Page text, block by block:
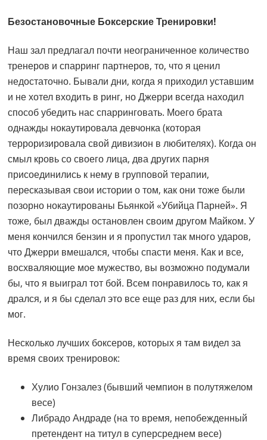
Безостановочные Боксерские Тренировки!
Наш зал предлагал почти неограниченное количество
тренеров и спарринг партнеров, то, что я ценил
недостаточно. Бывали дни, когда я приходил уставшим
и не хотел входить в ринг, но Джерри всегда находил
способ убедить нас спарринговать. Моего брата
однажды нокаутировала девчонка (которая
терроризировала свой дивизион в любителях). Когда он
смыл кровь со своего лица, два других парня
присоединились к нему в групповой терапии,
пересказывая свои истории о том, как они тоже были
позорно нокаутированы Бьянкой «Убийца Парней». Я
тоже, был дважды остановлен своим другом Майком. У
меня кончился бензин и я пропустил так много ударов,
что Джерри вмешался, чтобы спасти меня. Как и все,
восхваляющие мое мужество, вы возможно подумали
бы, что я выиграл тот бой. Всем понравилось то, как я
дрался, и я бы сделал это все еще раз для них, если бы
мог.
Несколько лучших боксеров, которых я там видел за
время своих тренировок:
Хулио Гонзалез (бывший чемпион в полутяжелом
весе)
Либрадо Андраде (на то время, непобежденный
претендент на титул в суперсреднем весе)